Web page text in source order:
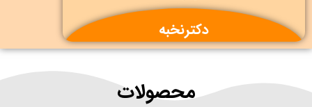
دکترنخبه
همراه تخصصی رشد تحصیلی دانشجویان
محصولات